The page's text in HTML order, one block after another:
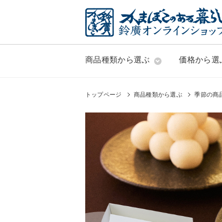
商品種類から選ぶ 価格から選
トップページ 商品種類から選ぶ 季節の商